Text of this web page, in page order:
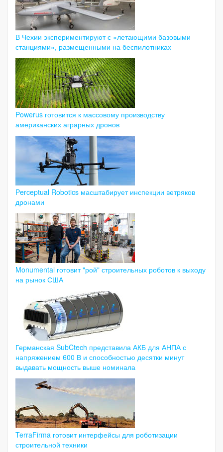
В Чехии экспериментируют с «летающими базовыми
станциями», размещенными на беспилотниках
Powerus готовится к массовому производству
американских аграрных дронов
Perceptual Robotics масштабирует инспекции ветряков
дронами
Monumental готовит "рой" строительных роботов к выходу
на рынок США
Германская SubCtech представила АКБ для АНПА с
напряжением 600 В и способностью десятки минут
выдавать мощность выше номинала
TerraFirma готовит интерфейсы для роботизации
строительной техники